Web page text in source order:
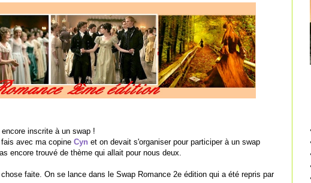
inscrite à un swap !
avec ma copine Cyn et on devait s'organiser pour participer à un swap
encore trouvé de thème qui allait pour nous deux.
faite. On se lance dans le Swap Romance 2e édition qui a été repris par